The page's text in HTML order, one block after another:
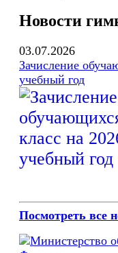
Новости
03.07.2026
Зачисление
учебный год
Посмотреть все